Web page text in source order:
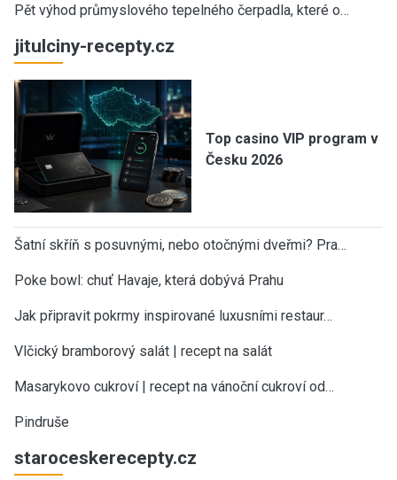
Pět výhod průmyslového tepelného čerpadla, které o…
jitulciny-recepty.cz
Top casino VIP program v
Česku 2026
Šatní skříň s posuvnými, nebo otočnými dveřmi? Pra…
Poke bowl: chuť Havaje, která dobývá Prahu
Jak připravit pokrmy inspirované luxusními restaur…
Vlčický bramborový salát | recept na salát
Masarykovo cukroví | recept na vánoční cukroví od…
Pindruše
staroceskerecepty.cz